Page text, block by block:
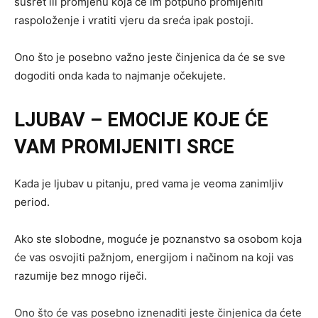
raspoloženje i vratiti vjeru da sreća ipak postoji.
Ono što je posebno važno jeste činjenica da će se sve
dogoditi onda kada to najmanje očekujete.
LJUBAV – EMOCIJE KOJE ĆE
VAM PROMIJENITI SRCE
Kada je ljubav u pitanju, pred vama je veoma zanimljiv
period.
Ako ste slobodne, moguće je poznanstvo sa osobom koja
će vas osvojiti pažnjom, energijom i načinom na koji vas
razumije bez mnogo riječi.
Ono što će vas posebno iznenaditi jeste činjenica da ćete